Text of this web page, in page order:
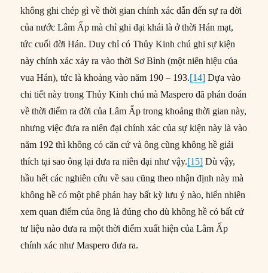
không ghi chép gì về thời gian chính xác dẫn đến sự ra đời
của nước Lâm Ấp mà chỉ ghi đại khái là ở thời Hán mạt,
tức cuối đời Hán. Duy chỉ có Thủy Kinh chú ghi sự kiện
này chính xác xảy ra vào thời Sơ Bình (một niên hiệu của
vua Hán), tức là khoảng vào năm 190 – 193.[14] Dựa vào
chi tiết này trong Thủy Kinh chú mà Maspero đã phán đoán
về thời điểm ra đời của Lâm Ấp trong khoảng thời gian này,
nhưng việc đưa ra niên đại chính xác của sự kiện này là vào
năm 192 thì không có căn cứ và ông cũng không hề giải
thích tại sao ông lại đưa ra niên đại như vậy.[15] Dù vậy,
hầu hết các nghiên cứu về sau cũng theo nhận định này mà
không hề có một phê phán hay bất kỳ lưu ý nào, hiển nhiên
xem quan điểm của ông là đúng cho dù không hề có bất cứ
tư liệu nào đưa ra một thời điểm xuất hiện của Lâm Ấp
chính xác như Maspero đưa ra.